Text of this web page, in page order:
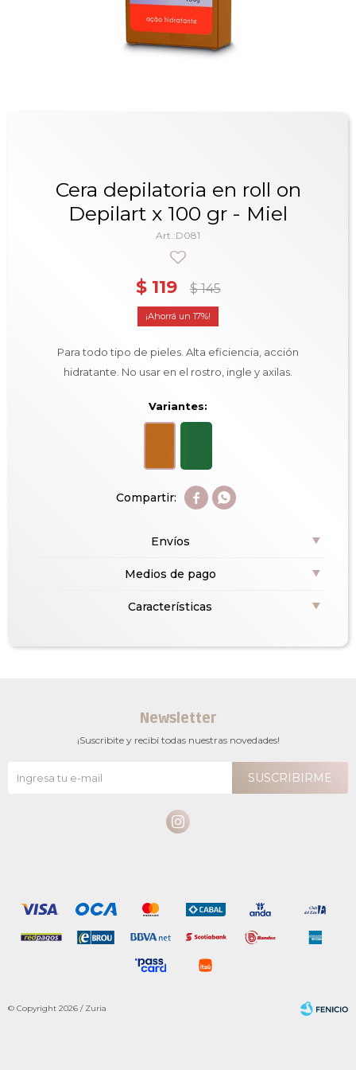
Cera depilatoria en roll on
Depilart x 100 gr - Miel
D081
$ 119 $ 145
17
Para todo tipo de pieles. Alta eficiencia, acción
hidratante. No usar en el rostro, ingle y axilas.
Variantes:
 
Envíos
Medios de pago
Características
Newsletter
¡Suscribite y recibí todas nuestras novedades!
SUSCRIBIRME

© Copyright 2026 / Zuria